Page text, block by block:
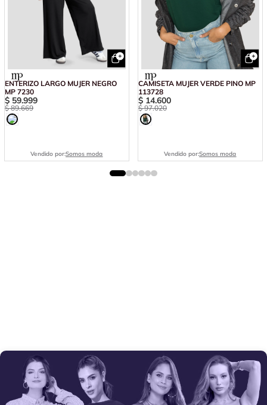
ENTERIZO LARGO MUJER NEGRO
MP 7230
$ 59.999
$ 89.669
Vendido por:Somos moda
CAMISETA MUJER VERDE PINO MP
113728
$ 14.600
$ 97.020
Vendido por:Somos moda